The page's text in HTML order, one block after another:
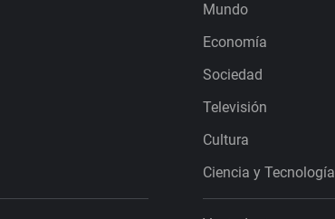
Mundo
Economía
Sociedad
Televisión
Cultura
Ciencia y Tecnología